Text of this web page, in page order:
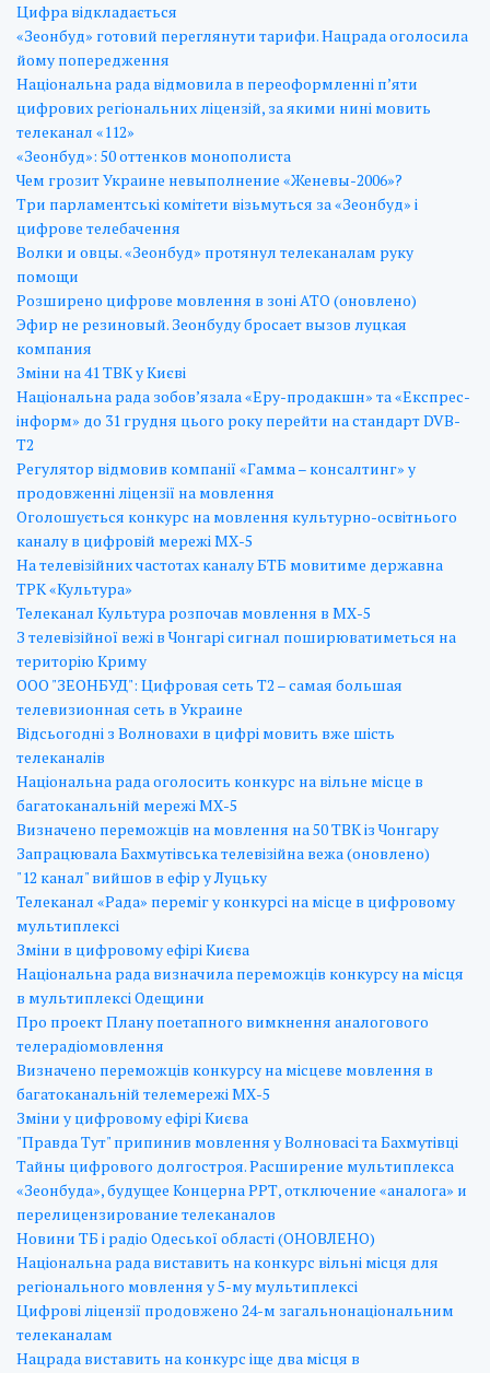
Цифра відкладається
«Зеонбуд» готовий переглянути тарифи. Нацрада оголосила
йому попередження
Національна рада відмовила в переоформленні п’яти
цифрових регіональних ліцензій, за якими нині мовить
телеканал «112»
«Зеонбуд»: 50 оттенков монополиста
Чем грозит Украине невыполнение «Женевы-2006»?
Три парламентські комітети візьмуться за «Зеонбуд» і
цифрове телебачення
Волки и овцы. «Зеонбуд» протянул телеканалам руку
помощи
Розширено цифрове мовлення в зоні АТО (оновлено)
Эфир не резиновый. Зеонбуду бросает вызов луцкая
компания
Зміни на 41 ТВК у Києві
Національна рада зобов’язала «Еру-продакшн» та «Експрес-
інформ» до 31 грудня цього року перейти на стандарт DVB-
T2
Регулятор відмовив компанії «Гамма – консалтинг» у
продовженні ліцензії на мовлення
Оголошується конкурс на мовлення культурно-освітнього
каналу в цифровій мережі МХ-5
На телевізійних частотах каналу БТБ мовитиме державна
ТРК «Культура»
Телеканал Культура розпочав мовлення в МХ-5
З телевізійної вежі в Чонгарі сигнал поширюватиметься на
територію Криму
ООО "ЗЕОНБУД": Цифровая сеть Т2 – самая большая
телевизионная сеть в Украине
Відсьогодні з Волновахи в цифрі мовить вже шість
телеканалів
Національна рада оголосить конкурс на вільне місце в
багатоканальній мережі МХ-5
Визначено переможців на мовлення на 50 ТВК із Чонгару
Запрацювала Бахмутівська телевізійна вежа (оновлено)
"12 канал" вийшов в ефір у Луцьку
Телеканал «Рада» переміг у конкурсі на місце в цифровому
мультиплексі
Зміни в цифровому ефірі Києва
Національна рада визначила переможців конкурсу на місця
в мультиплексі Одещини
Про проект Плану поетапного вимкнення аналогового
телерадіомовлення
Визначено переможців конкурсу на місцеве мовлення в
багатоканальній телемережі МХ-5
Зміни у цифровому ефірі Києва
"Правда Тут" припинив мовлення у Волновасі та Бахмутівці
Тайны цифрового долгостроя. Расширение мультиплекса
«Зеонбуда», будущее Концерна РРТ, отключение «аналога» и
перелицензирование телеканалов
Новини ТБ і радіо Одеської області (ОНОВЛЕНО)
Національна рада виставить на конкурс вільні місця для
регіонального мовлення у 5-му мультиплексі
Цифрові ліцензії продовжено 24-м загальнонаціональним
телеканалам
Нацрада виставить на конкурс іще два місця в